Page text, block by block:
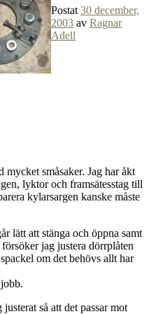
Postat30 december,
2003 av Ragnar
Adell
mycket småsaker. Jag har åkt
lyktor och framsätesstag till
kylarsargen kanske måste
lätt att stänga och öppna samt
jag justera dörrplåten
om det behövs allt har
så att det passar mot